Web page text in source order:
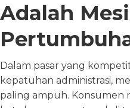
Adalah
Dalam pasar yang
kepatuhan administrasi,
paling ampuh. Konsumen